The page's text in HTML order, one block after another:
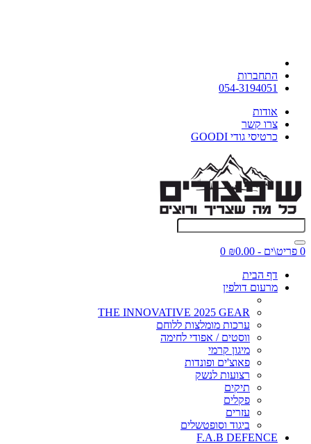
התחברות
054-3194051
אודות
צרו קשר
כרטיסי גודי GOODI
0 פריט\ים - ₪0.00
0
דף הבית
מרעום דולפין
THE INNOVATIVE 2025 GEAR
ערכות מומלצות ללוחם
ווסטים / אפודי לחימה
מיגון קרמי
פאוצ'ים ופונדות
רצועות לנשק
תיקים
פקלים
עזרים
ביגוד וסופטשלים
F.A.B DEFENCE